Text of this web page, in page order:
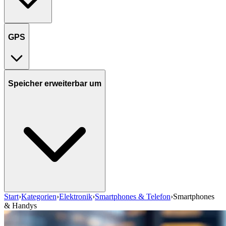
GPS
Speicher erweiterbar um
Start›Kategorien›Elektronik›Smartphones & Telefon›Smartphones
& Handys